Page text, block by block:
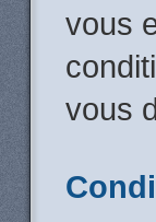
vous
vous